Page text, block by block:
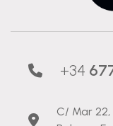
+34
C/ Mar